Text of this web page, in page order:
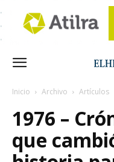
Inicio Archivo Artículos
1976 –
que